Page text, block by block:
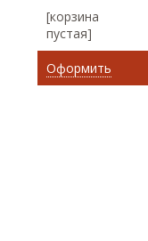
[корзина
пустая]
Оформить